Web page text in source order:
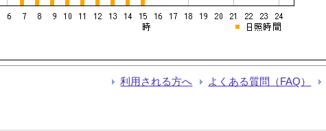
利用される方へ よくある質問（FAQ）